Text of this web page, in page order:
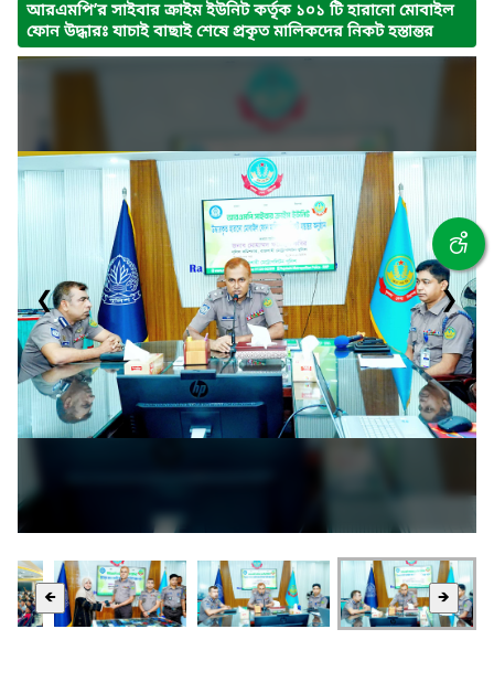
আরএমপি’র সাইবার ক্রাইম ইউনিট কর্তৃক ১০১ টি হারানো মোবাইল
ফোন উদ্ধারঃ যাচাই বাছাই শেষে প্রকৃত মালিকদের নিকট হস্তান্তর
❮ ❯
🡸 🡺